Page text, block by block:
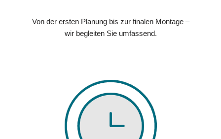
Von der ersten Planung bis zur finalen Montage –
wir begleiten Sie umfassend.